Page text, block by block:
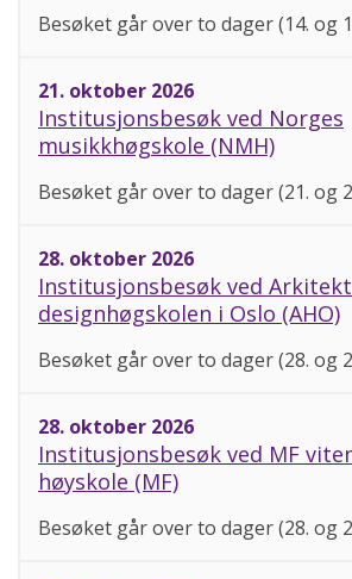
Besøket går over to dager (14. og
21. oktober 2026
Institusjonsbesøk ved Norges
musikkhøgskole (NMH)
Besøket går over to dager (21. og
28. oktober 2026
Institusjonsbesøk ved
designhøgskolen i Oslo (AHO)
Besøket går over to dager (28. og
28. oktober 2026
Institusjonsbesøk ved MF
høyskole (MF)
Besøket går over to dager (28. og